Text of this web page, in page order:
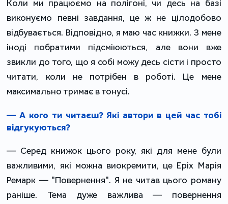
Коли ми працюємо на полігоні, чи десь на базі
виконуємо певні завдання, це ж не цілодобово
відбувається. Відповідно, я маю час книжки. З мене
іноді побратими підсміюються, але вони вже
звикли до того, що я собі можу десь сісти і просто
читати, коли не потрібен в роботі. Це мене
максимально тримає в тонусі.
— А кого ти читаєш? Які автори в цей час тобі
відгукуються?
— Серед книжок цього року, які для мене були
важливими, які можна виокремити, це Еріх Марія
Ремарк — "Повернення". Я не читав цього роману
раніше. Тема дуже важлива — повернення